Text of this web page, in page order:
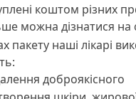
коштом різних
можна дізнатися на
пакету наші лікарі
доброякісного